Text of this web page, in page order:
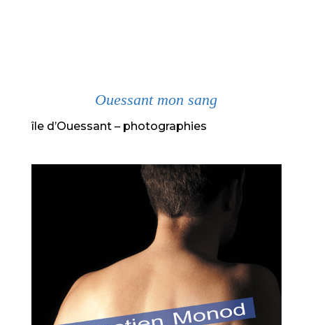
Ouessant mon sang
île d’Ouessant – photographies